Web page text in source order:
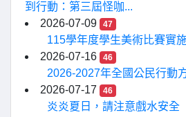
到行動：第三屆怪咖...
2026-07-09
47
115學年度學生美術比賽實
2026-07-16
46
2026-2027年全國公民行動
2026-07-17
46
炎炎夏日，請注意戲水安全